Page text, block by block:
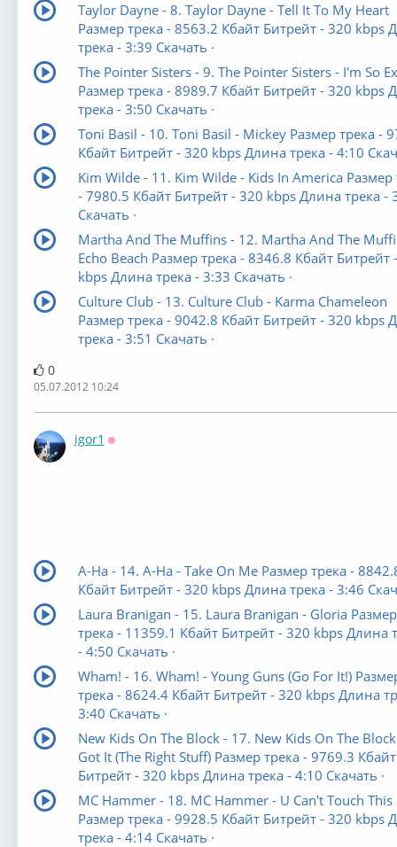
Taylor Dayne - 8. Taylor Dayne - Tell It To My Heart
Размер трека - 8563.2 Кбайт Битрейт - 320 kbps
трека - 3:39 Скачать ·
The Pointer Sisters - 9. The Pointer Sisters - I'm So
Размер трека - 8989.7 Кбайт Битрейт - 320 kbps
трека - 3:50 Скачать ·
Toni Basil - 10. Toni Basil - Mickey Размер трека -
Кбайт Битрейт - 320 kbps Длина трека - 4:10
Kim Wilde - 11. Kim Wilde - Kids In America Размер
- 7980.5 Кбайт Битрейт - 320 kbps Длина трека -
Скачать ·
Martha And The Muffins - 12. Martha And The
Echo Beach Размер трека - 8346.8 Кбайт Битрейт
kbps Длина трека - 3:33 Скачать ·
Culture Club - 13. Culture Club - Karma Chameleon
Размер трека - 9042.8 Кбайт Битрейт - 320 kbps
трека - 3:51 Скачать ·
0
05.07.2012 10:24
igor1
A-Ha - 14. A-Ha - Take On Me Размер трека -
Кбайт Битрейт - 320 kbps Длина трека - 3:46
Laura Branigan - 15. Laura Branigan - Gloria Размер
трека - 11359.1 Кбайт Битрейт - 320 kbps Длина
- 4:50 Скачать ·
Wham! - 16. Wham! - Young Guns (Go For It!)
трека - 8624.4 Кбайт Битрейт - 320 kbps Длина
3:40 Скачать ·
New Kids On The Block - 17. New Kids On The
Got It (The Right Stuff) Размер трека - 9769.3 Кбайт
Битрейт - 320 kbps Длина трека - 4:10 Скачать ·
MC Hammer - 18. MC Hammer - U Can't Touch This
Размер трека - 9928.5 Кбайт Битрейт - 320 kbps
трека - 4:14 Скачать ·